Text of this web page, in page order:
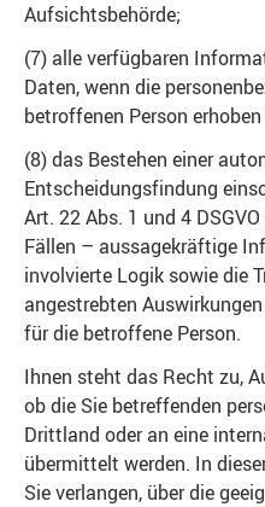
Aufsichtsbehörde;
(7) alle verfügbaren
Daten, wenn die
betroffenen Person
(8) das Bestehen einer
Entscheidungsfindung
Art. 22 Abs. 1 und 4
Fällen – aussagekräftige
involvierte Logik sowie die
angestrebten
für die betroffene Person.
Ihnen steht das Recht zu,
ob die Sie betreffenden
Drittland oder an eine
übermittelt werden. In
Sie verlangen, über die